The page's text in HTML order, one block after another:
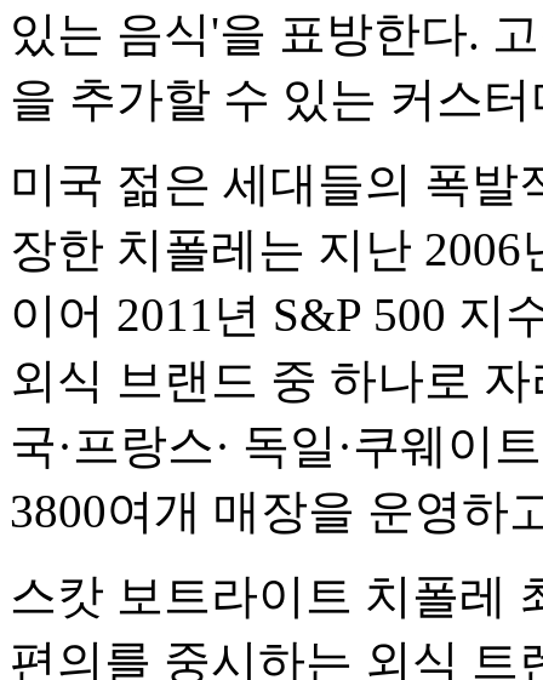
있는 음식'을 표방한다.
을 추가할 수 있는 커스
미국 젊은 세대들의 폭발
장한 치폴레는 지난
이어 2011년 S&P 500 지
외식 브랜드 중 하나로
국·프랑스· 독일·쿠웨이
3800여개 매장을 운영하
스캇 보트라이트 치폴레
편의를 중시하는 외식 트